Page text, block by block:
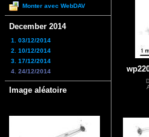
Monter avec WebDAV
December 2014
1. 03/12/2014
2. 10/12/2014
3. 17/12/2014
4. 24/12/2014
Image aléatoire